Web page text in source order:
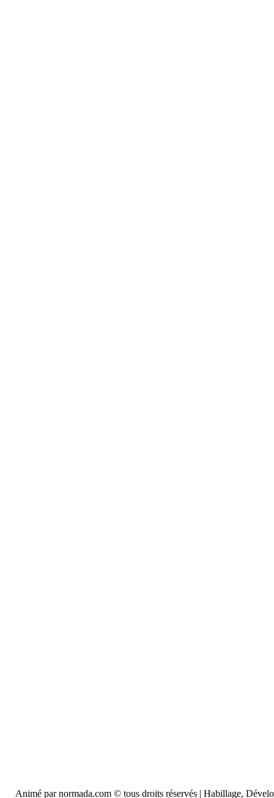
Animé par normada.com © tous droits réservés | Habillage,